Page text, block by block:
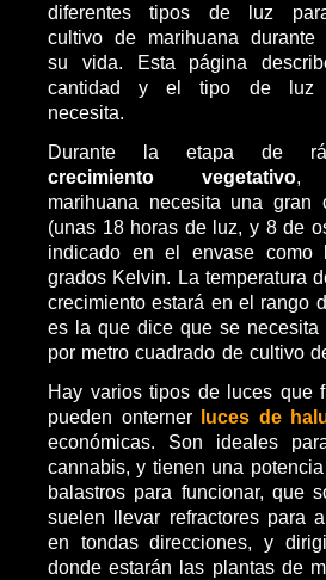
diferentes tipos de luz
cultivo de marihuana durante
su vida. Esta página
cantidad y el tipo de luz
necesita.
Durante la etapa de
crecimiento vegetativo,
marihuana necesita una
(unas 18 horas de luz, y 8 de
indicado en el envase
grados Kelvin. La temperatura
crecimiento estará en el rango
es la que dice que se
por metro cuadrado de cultivo
Hay varios tipos de luces que
pueden onterner luces de
económicas. Son ideales
cannabis, y tienen una
balastros para funcionar, que
suelen llevar refractores para
en tondas direcciones, y
donde estarán las plantas de